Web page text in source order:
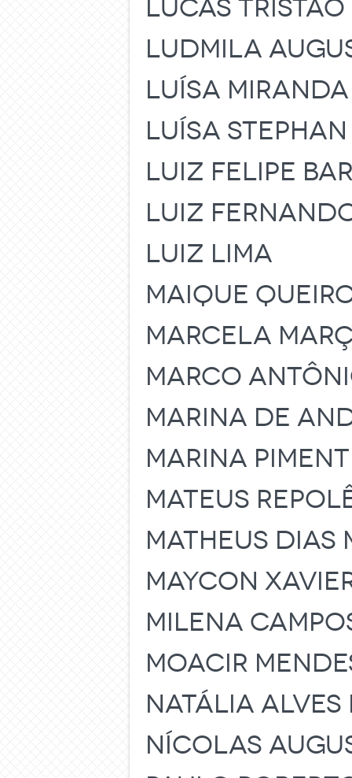
LUCAS
LUDMILA
LUÍSA
LUÍSA
LUIZ FELIPE
LUIZ
LUIZ LIMA
MAIQUE
MARCELA
MARCO
MARINA DE
MARINA
MATEUS
MATHEUS DIAS
MAYCON
MILENA
MOACIR
NATÁLIA
NÍCOLAS